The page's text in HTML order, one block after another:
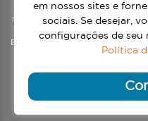
práticas impulsionadas pelos
nossa identidade e das
em mais de 60 países. Atendemos
Ensino Médio, nos turnos matutino
em nossos sites e
sociais. Se desejar,
configurações de seu
Política